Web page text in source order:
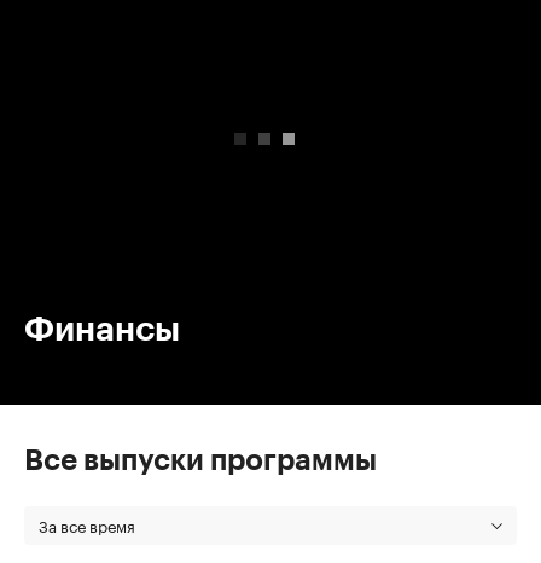
Финансы
Все выпуски программы
За все время